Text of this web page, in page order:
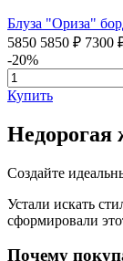
Блуза "Ориза"
5850 5850 ₽ 7300
-20%
Купить
Недорогая
Создайте
Устали искать
сформировали
Почему